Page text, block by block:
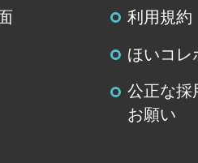
ェブビーコン等を
易に認識できない方
行っておりません。
利用規約
ほいコレ
公正な採
お願い